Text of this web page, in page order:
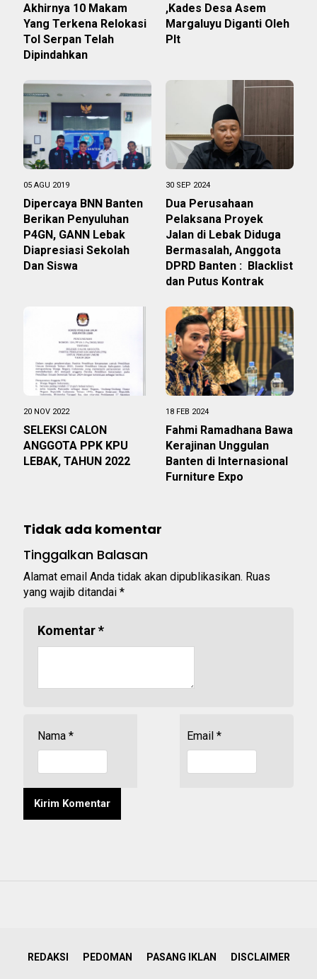
Akhirnya 10 Makam
Yang Terkena Relokasi
Tol Serpan Telah
Dipindahkan
,Kades Desa Asem
Margaluyu Diganti Oleh
Plt
05 AGU 2019
Dipercaya BNN Banten
Berikan Penyuluhan
P4GN, GANN Lebak
Diapresiasi Sekolah
Dan Siswa
30 SEP 2024
Dua Perusahaan
Pelaksana Proyek
Jalan di Lebak Diduga
Bermasalah, Anggota
DPRD Banten : Blacklist
dan Putus Kontrak
20 NOV 2022
SELEKSI CALON
ANGGOTA PPK KPU
LEBAK, TAHUN 2022
18 FEB 2024
Fahmi Ramadhana Bawa
Kerajinan Unggulan
Banten di Internasional
Furniture Expo
Tidak ada komentar
Tinggalkan Balasan
Alamat email Anda tidak akan dipublikasikan. Ruas
yang wajib ditandai *
Komentar*
Nama * Email *
REDAKSI PEDOMAN PASANG IKLAN DISCLAIMER